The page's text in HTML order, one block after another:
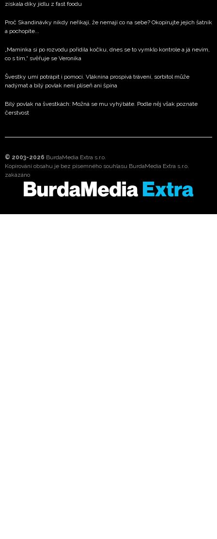
získala díky jídlu z fast foodu
Proč Skandinávky nikdy neříkají, že nemají co na sebe? Okopírujte jejich šatník
a pochopíte...
„Maminka si po rozvodu pořídila kočku, dnes se to vymklo kontrole a já nevím,
co s tím,“ svěřuje se Veronika
Švestky umí potrápit i pomoci. Vláknina prospívá trávení, sorbitol může
nadýmat a bílý povlak není plíseň ani špína
Bílý povlak na švestkách: Možná se mu vyhýbáte. Podle něj však poznáte
čerstvost
© 2003-2026 BurdaMedia Extra s.r.o.
Kopírování obsahu je bez písemného souhlasu BurdaMedia Extra s.r.o.
zakázáno